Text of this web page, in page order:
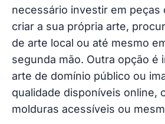
necessário investir em peças
criar a sua própria arte,
de arte local ou até mesmo
segunda mão. Outra opção é
arte de domínio público ou
qualidade disponíveis online,
molduras acessíveis ou